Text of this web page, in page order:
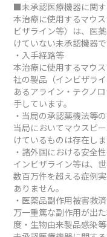
■未承認医療機器に関
本治療に使用するマウ
ビザライン等）は、医
けていない未承認機器で
・入手経路等
本治療に使用するマウ
社の製品（インビザラ
あるアライン・テクノ
手しています。
・当局の承認薬機法等
当局においてマウスピ
けているものは存在しま
・諸外国における安全
インビザライン等は、
数百万件を超える症例
ありません。
・医薬品副作用被害救
万一重篤な副作用が出
度・生物由来製品感染